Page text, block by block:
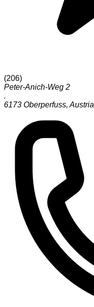
(206)
Peter-Anich-Weg 2
.
6173 Oberperfuss, Austria